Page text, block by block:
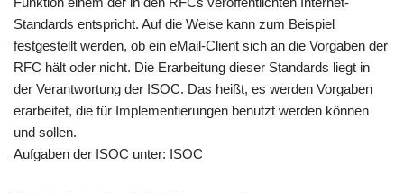
Standards entspricht. Auf die Weise kann zum Beispiel
festgestellt werden, ob ein eMail-Client sich an die Vorgaben der
RFC hält oder nicht. Die Erarbeitung dieser Standards liegt in
der Verantwortung der ISOC. Das heißt, es werden Vorgaben
erarbeitet, die für Implementierungen benutzt werden können
und sollen.
Aufgaben der ISOC unter: ISOC